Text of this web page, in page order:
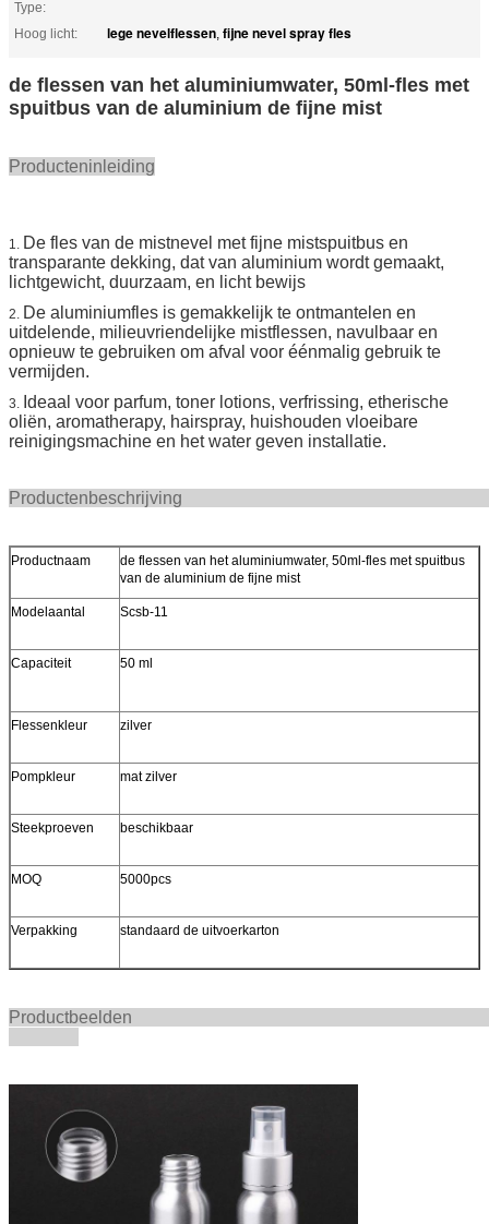
Type:
Hoog licht: lege nevelflessen, fijne nevel spray fles
de flessen van het aluminiumwater, 50ml-fles met
spuitbus van de aluminium de fijne mist
Producteninleiding
1. De fles van de mistnevel met fijne mistspuitbus en
transparante dekking, dat van aluminium wordt gemaakt,
lichtgewicht, duurzaam, en licht bewijs
2. De aluminiumfles is gemakkelijk te ontmantelen en
uitdelende, milieuvriendelijke mistflessen, navulbaar en
opnieuw te gebruiken om afval voor éénmalig gebruik te
vermijden.
3. Ideaal voor parfum, toner lotions, verfrissing, etherische
oliën, aromatherapy, hairspray, huishouden vloeibare
reinigingsmachine en het water geven installatie.
Productnaam
de flessen van het aluminiumwater, 50ml-fles met spuitbus
van de aluminium de fijne mist
Modelaantal Scsb-11
Capaciteit 50 ml
Flessenkleur zilver
Pompkleur mat zilver
Steekproeven beschikbaar
MOQ 5000pcs
Verpakking standaard de uitvoerkarton